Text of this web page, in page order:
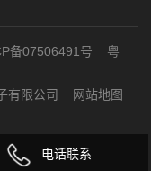
备07506491号
粤
有限公司
网站地图
电话联系